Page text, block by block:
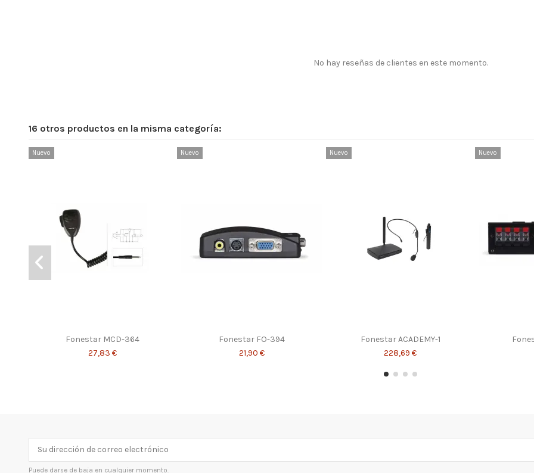
No hay reseñas de clientes en este momento.
16 otros productos en la misma categoría:
Nuevo
Fonestar MCD-364
27,83 €
Nuevo
Fonestar FO-394
21,90 €
Nuevo
Fonestar ACADEMY-1
228,69 €
Nuevo
Puede darse de baja en cualquier momento.